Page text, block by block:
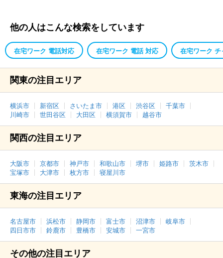
他の人はこんな検索をしています
在宅ワーク 電話対応 在宅ワーク 電話 対応 在宅ワーク チ
関東の注目エリア
横浜市 新宿区 さいたま市 港区 渋谷区
千葉市
川崎市
世田谷区 大田区 横須賀市 越谷市
関西の注目エリア
大阪市 京都市 神戸市 和歌山市 堺市 姫路市
茨木市
宝塚市
大津市 枚方市 寝屋川市
東海の注目エリア
名古屋市 浜松市 静岡市 富士市 沼津市
岐阜市
四日市市
鈴鹿市 豊橋市 安城市 一宮市
その他の注目エリア